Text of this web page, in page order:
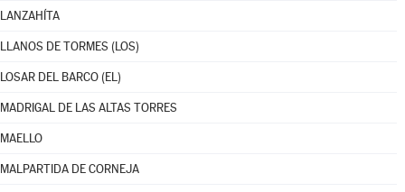
LANZAHÍTA
LLANOS DE TORMES (LOS)
LOSAR DEL BARCO (EL)
MADRIGAL DE LAS ALTAS TORRES
MAELLO
MALPARTIDA DE CORNEJA